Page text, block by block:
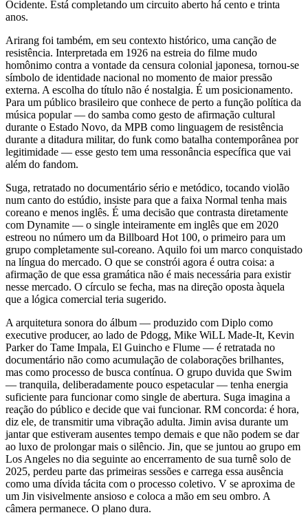
Ocidente. Está completando um circuito aberto há cento e trinta
anos.
Arirang foi também, em seu contexto histórico, uma canção de
resistência. Interpretada em 1926 na estreia do filme mudo
homônimo contra a vontade da censura colonial japonesa, tornou-se
símbolo de identidade nacional no momento de maior pressão
externa. A escolha do título não é nostalgia. É um posicionamento.
Para um público brasileiro que conhece de perto a função política da
música popular — do samba como gesto de afirmação cultural
durante o Estado Novo, da MPB como linguagem de resistência
durante a ditadura militar, do funk como batalha contemporânea por
legitimidade — esse gesto tem uma ressonância específica que vai
além do fandom.
Suga, retratado no documentário sério e metódico, tocando violão
num canto do estúdio, insiste para que a faixa Normal tenha mais
coreano e menos inglês. É uma decisão que contrasta diretamente
com Dynamite — o single inteiramente em inglês que em 2020
estreou no número um da Billboard Hot 100, o primeiro para um
grupo completamente sul-coreano. Aquilo foi um marco conquistado
na língua do mercado. O que se constrói agora é outra coisa: a
afirmação de que essa gramática não é mais necessária para existir
nesse mercado. O círculo se fecha, mas na direção oposta àquela
que a lógica comercial teria sugerido.
A arquitetura sonora do álbum — produzido com Diplo como
executive producer, ao lado de Pdogg, Mike WiLL Made-It, Kevin
Parker do Tame Impala, El Guincho e Flume — é retratada no
documentário não como acumulação de colaborações brilhantes,
mas como processo de busca contínua. O grupo duvida que Swim
— tranquila, deliberadamente pouco espetacular — tenha energia
suficiente para funcionar como single de abertura. Suga imagina a
reação do público e decide que vai funcionar. RM concorda: é hora,
diz ele, de transmitir uma vibração adulta. Jimin avisa durante um
jantar que estiveram ausentes tempo demais e que não podem se dar
ao luxo de prolongar mais o silêncio. Jin, que se juntou ao grupo em
Los Angeles no dia seguinte ao encerramento de sua turnê solo de
2025, perdeu parte das primeiras sessões e carrega essa ausência
como uma dívida tácita com o processo coletivo. V se aproxima de
um Jin visivelmente ansioso e coloca a mão em seu ombro. A
câmera permanece. O plano dura.